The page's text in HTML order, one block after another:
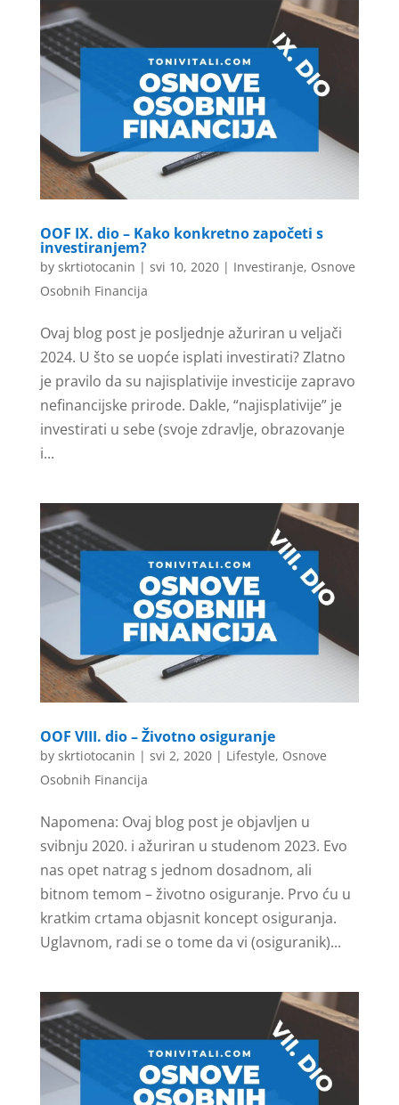
OOF IX. dio – Kako konkretno započeti s
investiranjem?
by skrtiotocanin | svi 10, 2020| Investiranje, Osnove
Osobnih Financija
Ovaj blog post je posljednje ažuriran u veljači
2024. U što se uopće isplati investirati? Zlatno
je pravilo da su najisplativije investicije zapravo
nefinancijske prirode. Dakle, “najisplativije” je
investirati u sebe (svoje zdravlje, obrazovanje
i...
OOF VIII. dio – Životno osiguranje
by skrtiotocanin | svi 2, 2020| Lifestyle, Osnove
Osobnih Financija
Napomena: Ovaj blog post je objavljen u
svibnju 2020. i ažuriran u studenom 2023. Evo
nas opet natrag s jednom dosadnom, ali
bitnom temom – životno osiguranje. Prvo ću u
kratkim crtama objasnit koncept osiguranja.
Uglavnom, radi se o tome da vi (osiguranik)...